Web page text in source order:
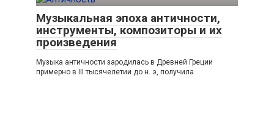
Музыкальная эпоха античности,
инструменты, композиторы и их
произведения
Музыка античности зародилась в Древней Греции
примерно в III тысячелетии до н. э, получила